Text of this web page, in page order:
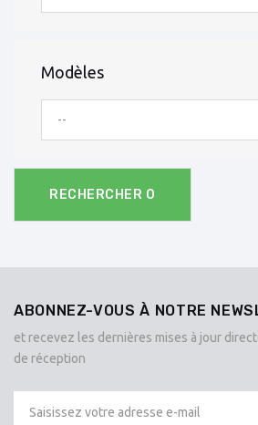
Modèles
--
RECHERCHER 0
ABONNEZ-VOUS À NOTRE
et recevez les dernières mises à jour
de réception